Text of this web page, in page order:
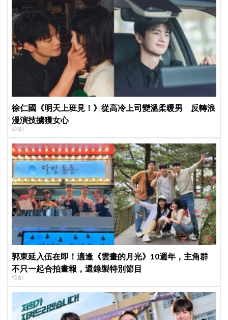
徐仁國《明天上班見！》從高冷上司變溫柔暖男 反轉浪
漫演技擄獲女心
韓劇
郭東延入伍在即！適逢《雲畫的月光》10週年，主角群
不只一起合拍畫報，還錄製特別節目
韓劇